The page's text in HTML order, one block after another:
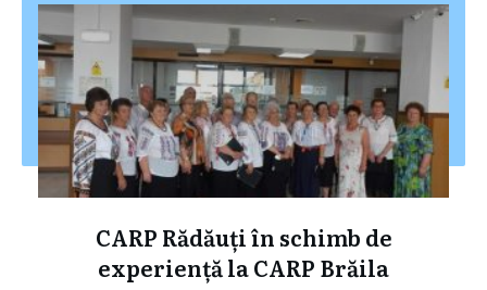
CARP Rădăuți în schimb de
experiență la CARP Brăila